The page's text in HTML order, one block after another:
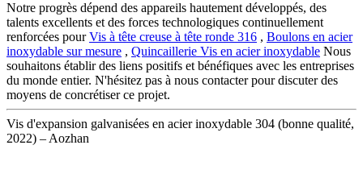
Notre progrès dépend des appareils hautement développés, des
talents excellents et des forces technologiques continuellement
renforcées pourVis à tête creuse à tête ronde 316 , Boulons en acier
inoxydable sur mesure , Quincaillerie Vis en acier inoxydable Nous
souhaitons établir des liens positifs et bénéfiques avec les entreprises
du monde entier. N'hésitez pas à nous contacter pour discuter des
moyens de concrétiser ce projet.
Vis d'expansion galvanisées en acier inoxydable 304 (bonne qualité,
2022) – Aozhan